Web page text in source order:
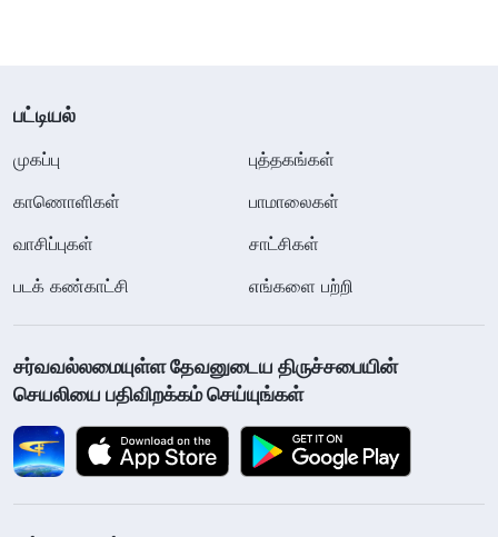
பட்டியல்
முகப்பு
புத்தகங்கள்
காணொளிகள்
பாமாலைகள்
வாசிப்புகள்
சாட்சிகள்
படக் கண்காட்சி
எங்களை பற்றி
சர்வவல்லமையுள்ள தேவனுடைய திருச்சபையின்
செயலியை பதிவிறக்கம் செய்யுங்கள்